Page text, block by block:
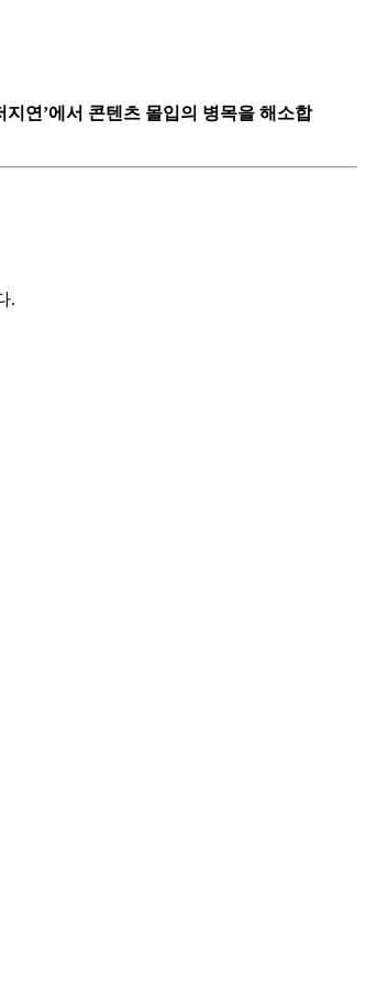
지연’에서 콘텐츠 몰입의 병목을 해소합
.